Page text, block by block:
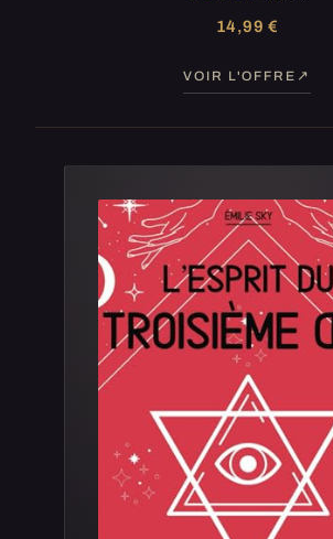
14,99 €
VOIR L'OFFRE